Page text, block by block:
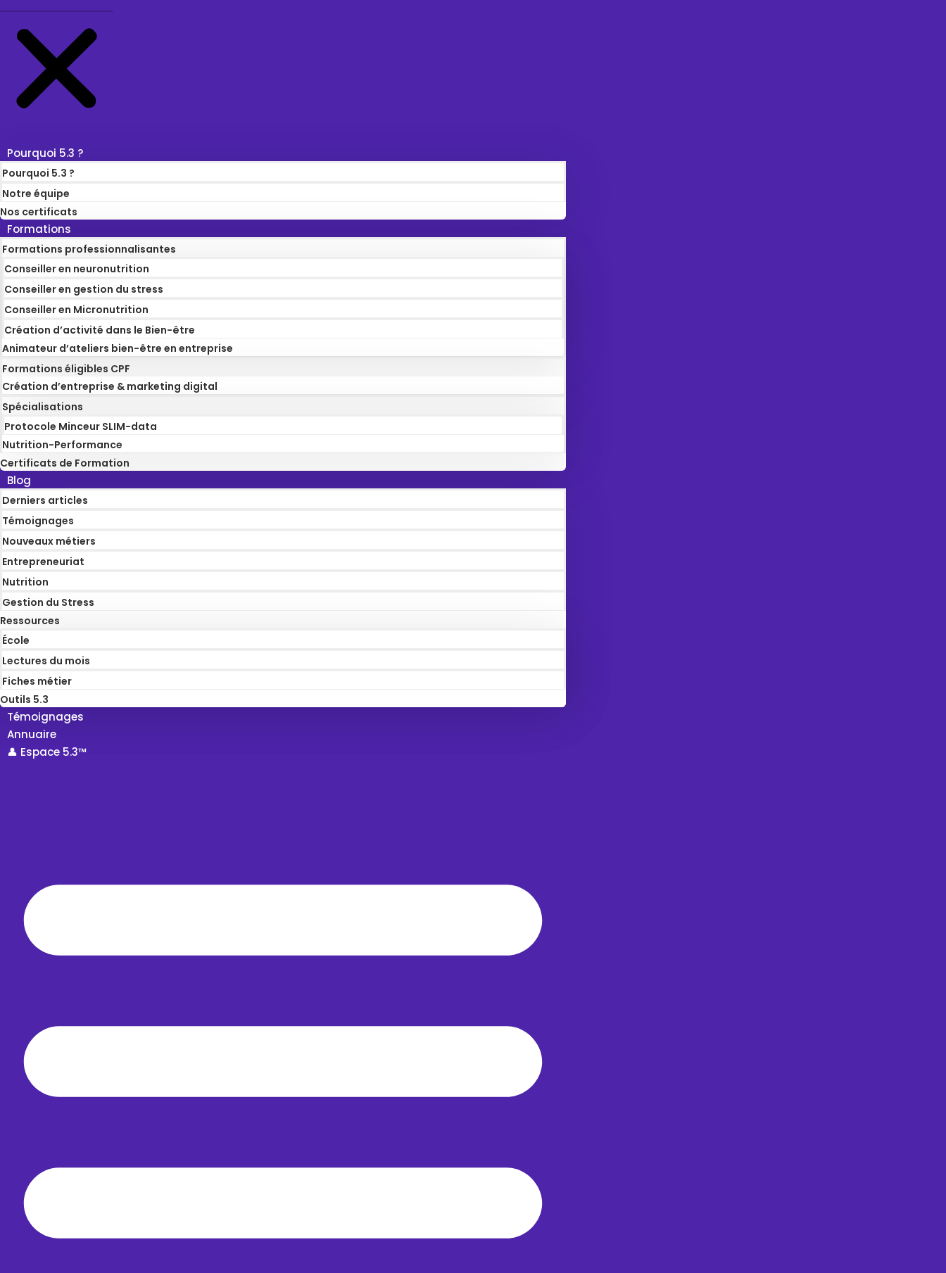
Pourquoi 5.3 ?
Pourquoi 5.3 ?
Notre équipe
Nos certificats
Formations
Formations professionnalisantes
Conseiller en neuronutrition
Conseiller en gestion du stress
Conseiller en Micronutrition
Création d’activité dans le Bien-être
Animateur d’ateliers bien-être en entreprise
Formations éligibles CPF
Création d’entreprise & marketing digital
Spécialisations
Protocole Minceur SLIM-data
Nutrition-Performance
Certificats de Formation
Blog
Derniers articles
Témoignages
Nouveaux métiers
Entrepreneuriat
Nutrition
Gestion du Stress
Ressources
École
Lectures du mois
Fiches métier
Outils 5.3
Témoignages
Annuaire
👤 Espace 5.3™